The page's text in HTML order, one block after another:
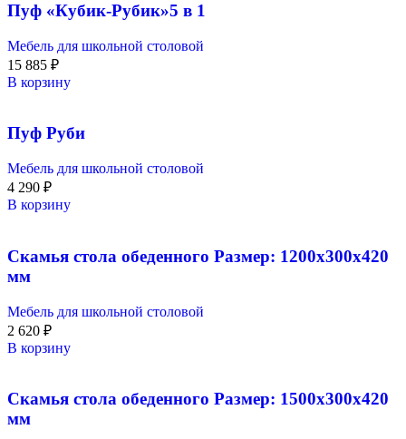
Пуф «Кубик-Рубик»5 в 1
Мебель для школьной столовой
15 885 ₽
В корзину
Пуф Руби
Мебель для школьной столовой
4 290 ₽
В корзину
Скамья стола обеденного Размер: 1200х300х420
мм
Мебель для школьной столовой
2 620 ₽
В корзину
Скамья стола обеденного Размер: 1500х300х420
мм